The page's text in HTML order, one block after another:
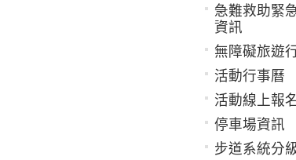
急難救助緊
資訊
無障礙旅遊
活動行事曆
活動線上報
停車場資訊
步道系統分